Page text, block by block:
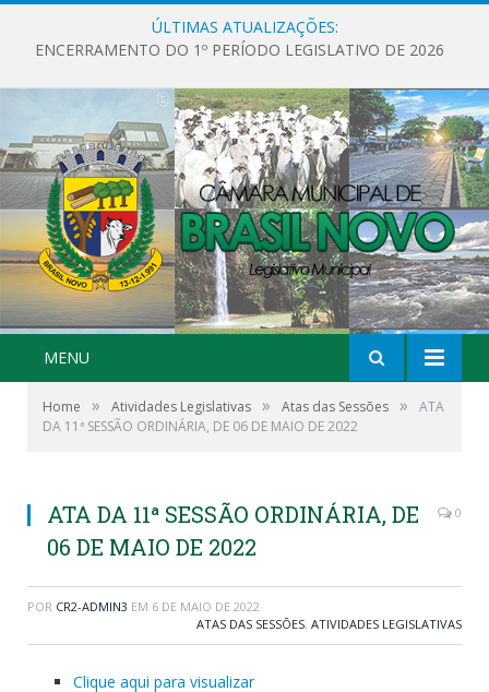
ÚLTIMAS ATUALIZAÇÕES:
ENCERRAMENTO DO 1º PERÍODO LEGISLATIVO DE 2026
MENU
Home » Atividades Legislativas » Atas das Sessões »
ATA
DA 11ª SESSÃO ORDINÁRIA, DE 06 DE MAIO DE 2022
ATA DA 11ª SESSÃO ORDINÁRIA, DE
06 DE MAIO DE 2022
0
POR CR2-ADMIN3 EM 6 DE MAIO DE 2022
ATAS DAS SESSÕES, ATIVIDADES LEGISLATIVAS
Clique aqui para visualizar